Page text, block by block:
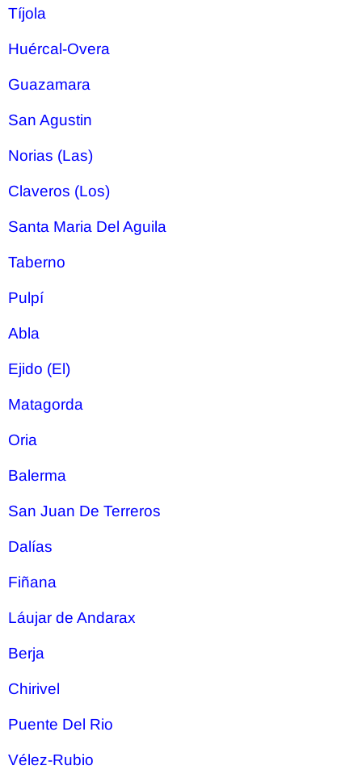
Tíjola
Huércal-Overa
Guazamara
San Agustin
Norias (Las)
Claveros (Los)
Santa Maria Del Aguila
Taberno
Pulpí
Abla
Ejido (El)
Matagorda
Oria
Balerma
San Juan De Terreros
Dalías
Fiñana
Láujar de Andarax
Berja
Chirivel
Puente Del Rio
Vélez-Rubio